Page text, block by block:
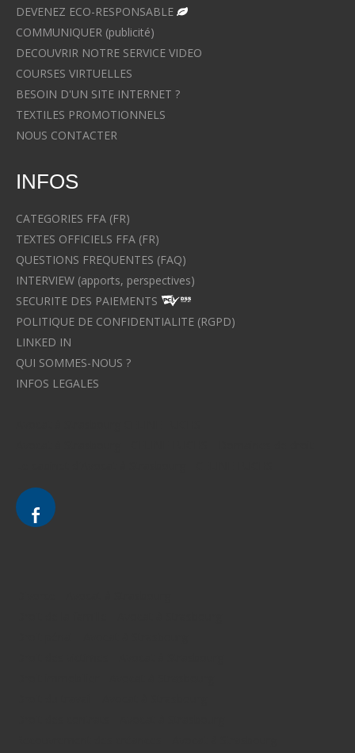
DEVENEZ ECO-RESPONSABLE
COMMUNIQUER (publicité)
DECOUVRIR NOTRE SERVICE VIDEO
COURSES VIRTUELLES
BESOIN D'UN SITE INTERNET ?
TEXTILES PROMOTIONNELS
NOUS CONTACTER
INFOS
CATEGORIES FFA (FR)
TEXTES OFFICIELS FFA (FR)
QUESTIONS FREQUENTES (FAQ)
INTERVIEW (apports, perspectives)
SECURITE DES PAIEMENTS
POLITIQUE DE CONFIDENTIALITE (RGPD)
LINKED IN
QUI SOMMES-NOUS ?
INFOS LEGALES